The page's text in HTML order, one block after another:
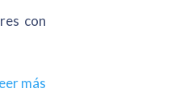
con
más